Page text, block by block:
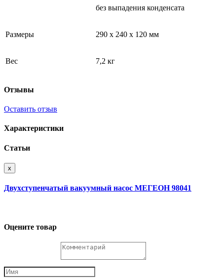
без выпадения конденсата
Размеры 290 х 240 х 120 мм
Вес 7,2 кг
Отзывы
Оставить отзыв
Характеристики
Статьи
x
Двухступенчатый вакуумный насос МЕГЕОН 98041
Оцените товар